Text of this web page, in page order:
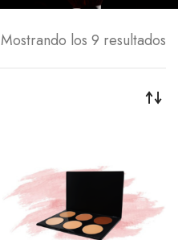
Mostrando los 9 resultados